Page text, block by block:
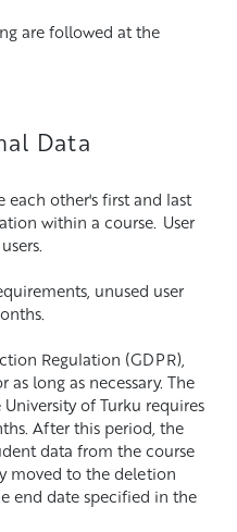
are followed at the
Data
each other's first and last
within a course. User
unused user
Regulation (GDPR),
long as necessary. The
of Turku requires
After this period, the
data from the course
moved to the deletion
end date specified in the